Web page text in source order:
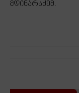
მდინარაძემ.